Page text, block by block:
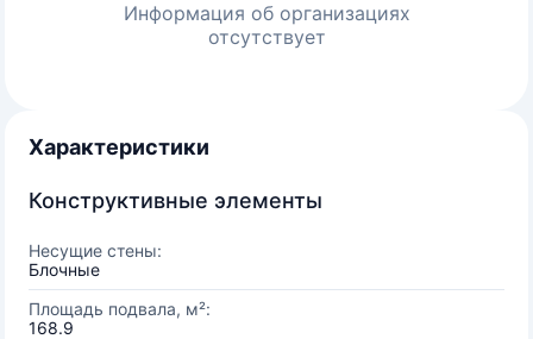
Информация об организациях
отсутствует
Характеристики
Конструктивные элементы
Несущие стены:
Блочные
Площадь подвала, м²:
168.9